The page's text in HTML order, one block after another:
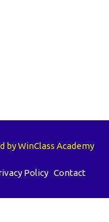
by WinClass Academy
Policy Contact